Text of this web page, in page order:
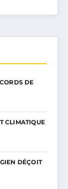
DE
CLIMATIQUE
DÉÇOIT